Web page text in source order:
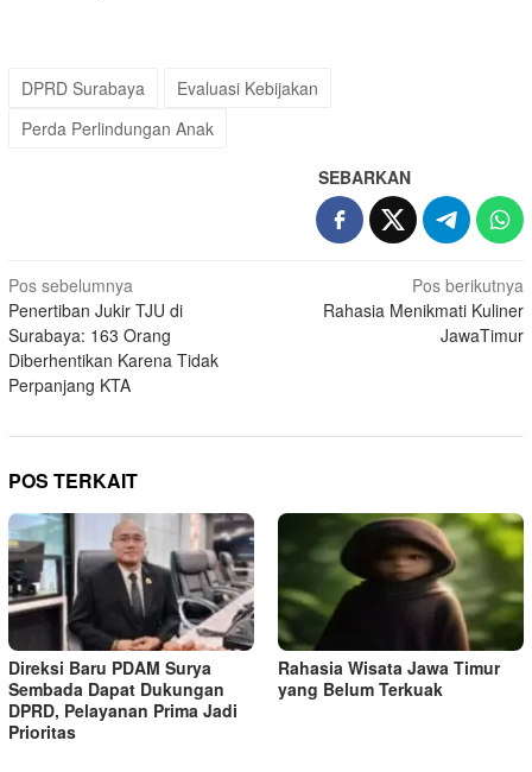
DPRD Surabaya
Evaluasi Kebijakan
Perda Perlindungan Anak
SEBARKAN
Navigasi
pos
Pos sebelumnya
Penertiban Jukir TJU di
Surabaya: 163 Orang
Diberhentikan Karena Tidak
Perpanjang KTA
Pos berikutnya
Rahasia Menikmati Kuliner
JawaTimur
POS TERKAIT
Direksi Baru PDAM Surya
Sembada Dapat Dukungan
DPRD, Pelayanan Prima Jadi
Prioritas
Rahasia Wisata Jawa Timur
yang Belum Terkuak